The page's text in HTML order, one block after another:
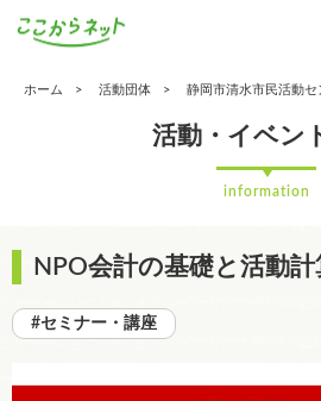
ホーム 活動団体 静岡市清水市民活動セ
活動・イベン
information
NPO会計の基礎と活動
#セミナー・講座